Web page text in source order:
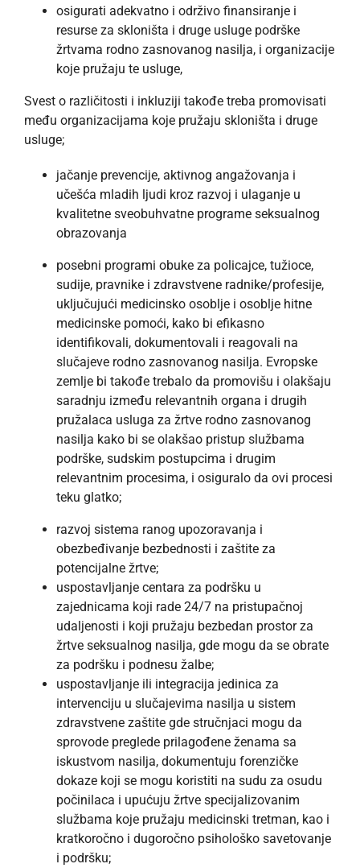
osigurati adekvatno i održivo finansiranje i
resurse za skloništa i druge usluge podrške
žrtvama rodno zasnovanog nasilja, i organizacije
koje pružaju te usluge,
Svest o različitosti i inkluziji takođe treba promovisati
među organizacijama koje pružaju skloništa i druge
usluge;
jačanje prevencije, aktivnog angažovanja i
učešća mladih ljudi kroz razvoj i ulaganje u
kvalitetne sveobuhvatne programe seksualnog
obrazovanja
posebni programi obuke za policajce, tužioce,
sudije, pravnike i zdravstvene radnike/profesije,
uključujući medicinsko osoblje i osoblje hitne
medicinske pomoći, kako bi efikasno
identifikovali, dokumentovali i reagovali na
slučajeve rodno zasnovanog nasilja. Evropske
zemlje bi takođe trebalo da promovišu i olakšaju
saradnju između relevantnih organa i drugih
pružalaca usluga za žrtve rodno zasnovanog
nasilja kako bi se olakšao pristup službama
podrške, sudskim postupcima i drugim
relevantnim procesima, i osiguralo da ovi procesi
teku glatko;
razvoj sistema ranog upozoravanja i
obezbeđivanje bezbednosti i zaštite za
potencijalne žrtve;
uspostavljanje centara za podršku u
zajednicama koji rade 24/7 na pristupačnoj
udaljenosti i koji pružaju bezbedan prostor za
žrtve seksualnog nasilja, gde mogu da se obrate
za podršku i podnesu žalbe;
uspostavljanje ili integracija jedinica za
intervenciju u slučajevima nasilja u sistem
zdravstvene zaštite gde stručnjaci mogu da
sprovode preglede prilagođene ženama sa
iskustvom nasilja, dokumentuju forenzičke
dokaze koji se mogu koristiti na sudu za osudu
počinilaca i upućuju žrtve specijalizovanim
službama koje pružaju medicinski tretman, kao i
kratkoročno i dugoročno psihološko savetovanje
i podršku;